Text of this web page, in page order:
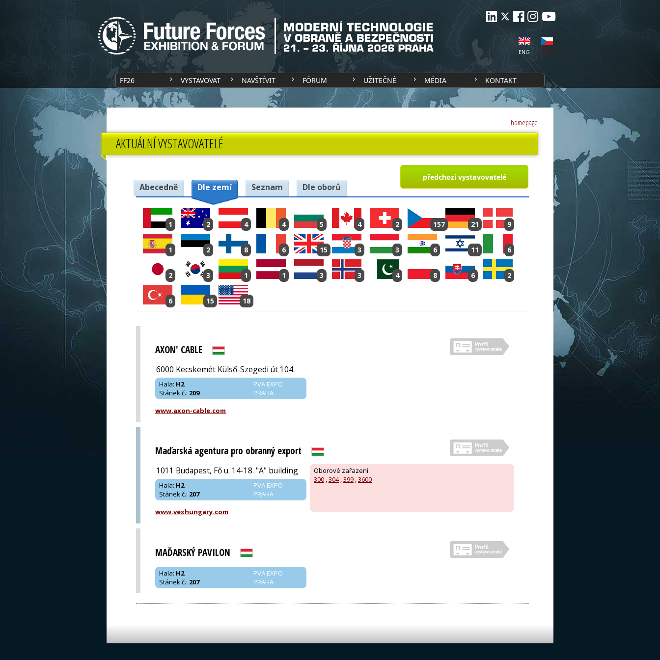
CZE
ENG
FF26 VYSTAVOVAT NAVŠTÍVIT FÓRUM UŽITEČNÉ MÉDIA KONTAKT
homepage
AKTUÁLNÍ VYSTAVOVATELÉ
předchozí vystavovatelé
Abecedně Dle zemí Seznam Dle oborů
1 2 4 4 5 4 2 157 21 9
1 2 8 6 15 3 3 6 11 6
2 3 1 1 3 3 4 8 6 2
6 15 18
AXON' CABLE
6000 Kecskemét Külső-Szegedi út 104.
PVA EXPO
PRAHA
Hala: H2
Stánek č.: 209
www.axon-cable.com
Maďarská agentura pro obranný export
Oborové zařazení
300 ,304,399 ,3600
1011 Budapest, Fő u. 14-18. "A" building
PVA EXPO
PRAHA
Hala: H2
Stánek č.: 207
www.vexhungary.com
MAĎARSKÝ PAVILON
PVA EXPO
PRAHA
Hala: H2
Stánek č.: 207